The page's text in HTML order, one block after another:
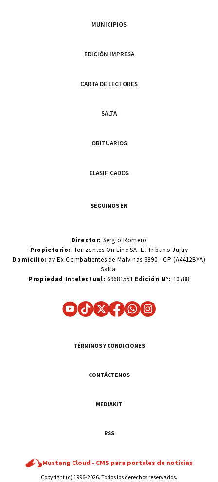
MUNICIPIOS
EDICIÓN IMPRESA
CARTA DE LECTORES
SALTA
OBITUARIOS
CLASIFICADOS
SEGUINOS EN
Director: Sergio Romero
Propietario:Horizontes On Line SA. El Tribuno Jujuy
Domicilio: av Ex Combatientes de Malvinas 3890 - CP (A4412BYA)
Salta.
Propiedad Intelectual: 69681551 Edición N°: 10788
TÉRMINOS Y CONDICIONES
CONTÁCTENOS
MEDIAKIT
RSS
Mustang Cloud - CMS para portales de noticias
Copyright (c) 1996-2026. Todos los derechos reservados.